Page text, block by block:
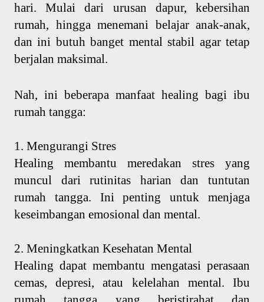
hari. Mulai dari urusan dapur, kebersihan
rumah, hingga menemani belajar anak-anak,
dan ini butuh banget mental stabil agar tetap
berjalan maksimal.
Nah, ini beberapa manfaat healing bagi ibu
rumah tangga:
1. Mengurangi Stres
Healing membantu meredakan stres yang
muncul dari rutinitas harian dan tuntutan
rumah tangga. Ini penting untuk menjaga
keseimbangan emosional dan mental.
2. Meningkatkan Kesehatan Mental
Healing dapat membantu mengatasi perasaan
cemas, depresi, atau kelelahan mental. Ibu